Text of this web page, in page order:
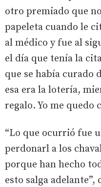
otro premiado que
papeleta cuando le
al médico y fue al
el día que tenía la
que se había curado
esa era la lotería,
regalo. Yo me quedo
“Lo que ocurrió fue
perdonarl a los
porque han hecho
esto salga